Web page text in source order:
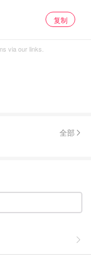
复制
via our links.
全部